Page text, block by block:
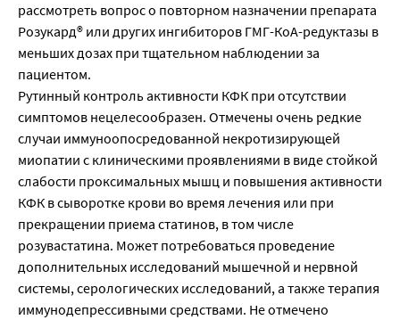
рассмотреть вопрос о повторном назначении препарата
Розукард® или других ингибиторов ГМГ-КоА-редуктазы в
меньших дозах при тщательном наблюдении за
пациентом.
Рутинный контроль активности КФК при отсутствии
симптомов нецелесообразен. Отмечены очень редкие
случаи иммуноопосредованной некротизирующей
миопатии с клиническими проявлениями в виде стойкой
слабости проксимальных мышц и повышения активности
КФК в сыворотке крови во время лечения или при
прекращении приема статинов, в том числе
розувастатина. Может потребоваться проведение
дополнительных исследований мышечной и нервной
системы, серологических исследований, а также терапия
иммунодепрессивными средствами. Не отмечено